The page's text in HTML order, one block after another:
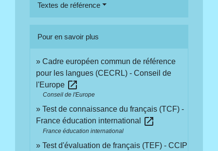
Textes de référence
Pour en savoir plus
Cadre européen commun de référence
pour les langues (CECRL) - Conseil de
l'Europe open_in_new
Conseil de l'Europe
Test de connaissance du français (TCF) -
France éducation international
open_in_new
France éducation international
Test d'évaluation de français (TEF) - CCIP